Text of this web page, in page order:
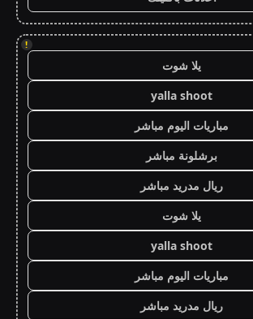
!
يلا شوت
yalla shoot
مباريات اليوم مباشر
برشلونة مباشر
ريال مدريد مباشر
يلا شوت
yalla shoot
مباريات اليوم مباشر
ريال مدريد مباشر